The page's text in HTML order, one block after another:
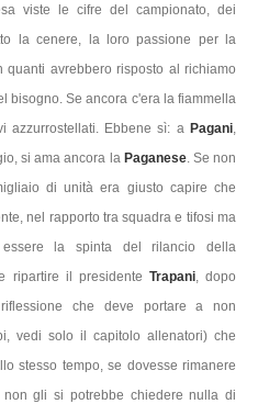
viste le cifre del campionato, dei
la cenere, la loro passione per la
quanti avrebbero risposto al richiamo
bisogno. Se ancora c'era la fiammella
azzurrostellati. Ebbene sì: a Pagani
si ama ancora la Paganese. Se non
di unità era giusto capire che
nel rapporto tra squadra e tifosi ma
la spinta del rilancio della
ripartire il presidente Trapani, dopo
che deve portare a non
vedi solo il capitolo allenatori) che
stesso tempo, se dovesse rimanere
gli si potrebbe chiedere nulla di